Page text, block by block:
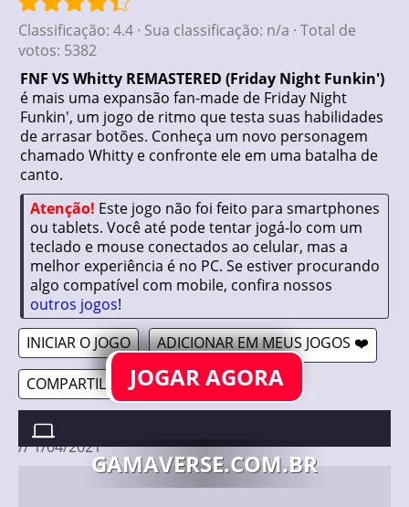
Classificação: 4.4 · Sua classificação: n/a · Total de
votos: 5382
FNF VS Whitty REMASTERED (Friday Night Funkin')
é mais uma expansão fan-made de Friday Night
Funkin', um jogo de ritmo que testa suas habilidades
de arrasar botões. Conheça um novo personagem
chamado Whitty e confronte ele em uma batalha de
canto.
Atenção! Este jogo não foi feito para smartphones
ou tablets. Você até pode tentar jogá-lo com um
teclado e mouse conectados ao celular, mas a
melhor experiência é no PC. Se estiver procurando
algo compatível com mobile, confira nossos
outros jogos!
INICIAR O JOGO
ADICIONAR EM MEUS JOGOS ❤️
COMPARTILHAR 🔗JOGAR AGORA
GAMAVERSE.COM.BR
FNF VS WHITTY REMASTERED (FRIDAY NIGHT FUNKIN')
//1/04/2021